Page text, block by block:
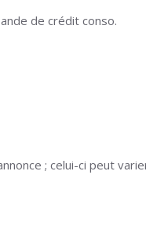
de crédit conso.
; celui-ci peut